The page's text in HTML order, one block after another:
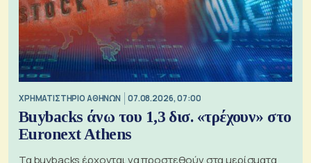
XΡΗΜΑΤΙΣΤΗΡΙΟ ΑΘΗΝΩΝ 07.08.2026, 07:00
Buybacks άνω του 1,3 δισ. «τρέχουν» στο
Euronext Athens
Τα buybacks έρχονται να προστεθούν στα μερίσματα